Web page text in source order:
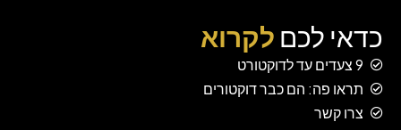
כדאי לכם לקרוא
9 צעדים עד לדוקטורט
תראו פה: הם כבר דוקטורים
צרו קשר